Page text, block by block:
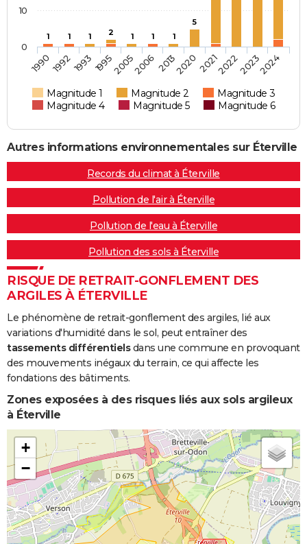
1 1 1 2 1 1 1
5
Magnitude 1 Magnitude 2
Magnitude 3
Magnitude 4
Magnitude 5 Magnitude 6
199019921993199520052006201320202021202220232024
0
10
Autres informations environnementales sur Éterville
Records du climat à Éterville
Pollution de l'air à Éterville
Pollution de l'eau à Éterville
Pollution des sols à Éterville
RISQUE DE RETRAIT-GONFLEMENT DES
ARGILES À ÉTERVILLE
Le phénomène de retrait-gonflement des argiles, lié aux
variations d'humidité dans le sol, peut entraîner des
tassements différentielsdans une commune en provoquant
des mouvements inégaux du terrain, ce qui affecte les
fondations des bâtiments.
Zones exposées à des risques liés aux sols argileux
à Éterville
+
−